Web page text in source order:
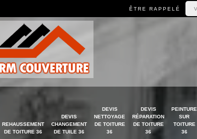
ÊTRE RAPPELÉ
REHAUSSEMENT
DE TOITURE 36
DEVIS
CHANGEMENT
DE TUILE 36
DEVIS
NETTOYAGE
DE TOITURE
36
DEVIS
RÉPARATION
DE TOITURE
36
PEINTURE
SUR
TOITURE
36